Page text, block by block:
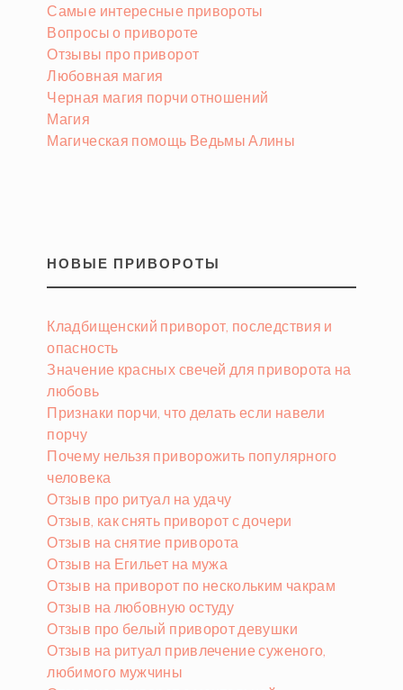
Самые интересные привороты
Вопросы о привороте
Отзывы про приворот
Любовная магия
Черная магия порчи отношений
Магия
Магическая помощь Ведьмы Алины
НОВЫЕ ПРИВОРОТЫ
Кладбищенский приворот, последствия и
опасность
Значение красных свечей для приворота на
любовь
Признаки порчи, что делать если навели
порчу
Почему нельзя приворожить популярного
человека
Отзыв про ритуал на удачу
Отзыв, как снять приворот с дочери
Отзыв на снятие приворота
Отзыв на Егильет на мужа
Отзыв на приворот по нескольким чакрам
Отзыв на любовную остуду
Отзыв про белый приворот девушки
Отзыв на ритуал привлечение суженого,
любимого мужчины